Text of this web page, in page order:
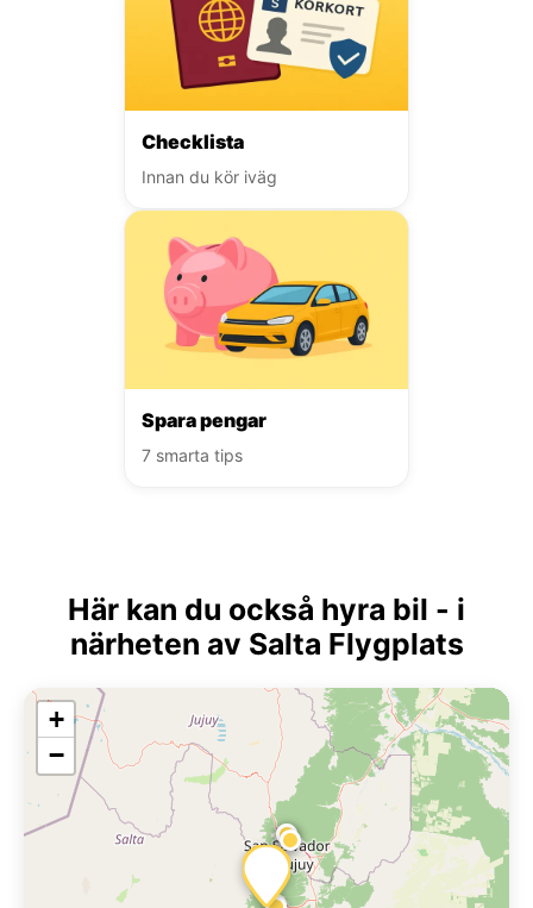
Checklista
Innan du kör iväg
Spara pengar
7 smarta tips
Här kan du också hyra bil - i
närheten av Salta Flygplats
+
−